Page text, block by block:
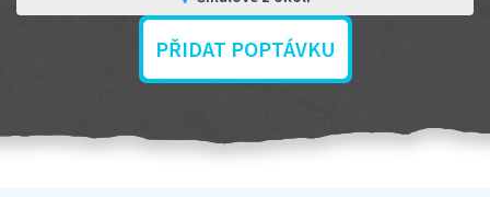
PŘIDAT POPTÁVKU